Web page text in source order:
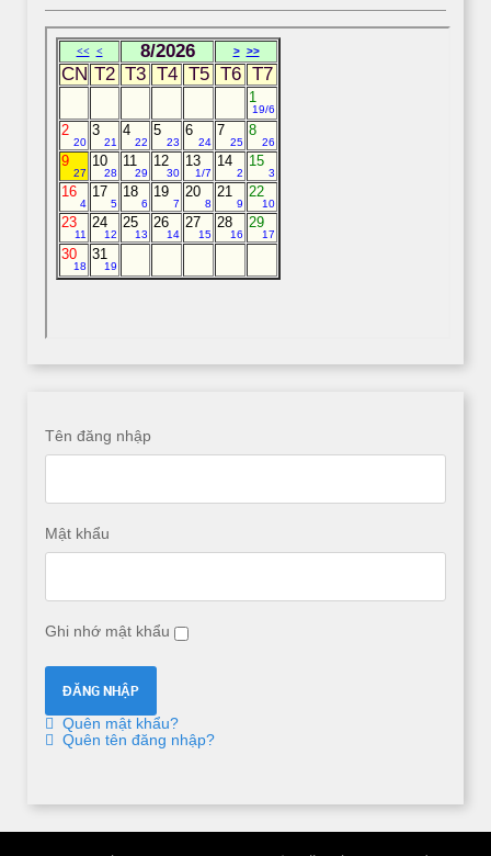
Tên đăng nhập
Mật khẩu
Ghi nhớ mật khẩu
Quên mật khẩu?
Quên tên đăng nhập?